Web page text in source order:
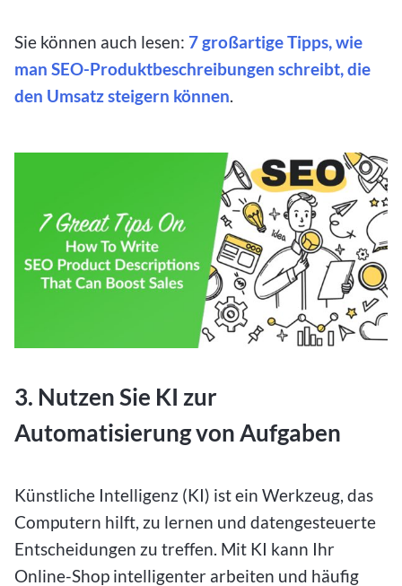
Sie können auch lesen: 7 großartige Tipps, wie
man SEO-Produktbeschreibungen schreibt, die
den Umsatz steigern können.
3. Nutzen Sie KI zur
Automatisierung von Aufgaben
Künstliche Intelligenz (KI) ist ein Werkzeug, das
Computern hilft, zu lernen und datengesteuerte
Entscheidungen zu treffen. Mit KI kann Ihr
Online-Shop intelligenter arbeiten und häufig